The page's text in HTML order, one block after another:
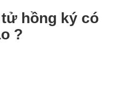
hồng ký có
?